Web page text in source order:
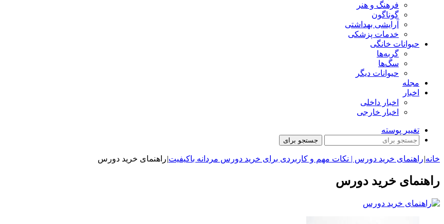
فرهنگ و هنر
گوناگون
آرایشی بهداشتی
خدمات پزشکی
حیوانات خانگی
گربه‌ها
سگ‌ها
حیوانات دیگر
مجله
اخبار
اخبار داخلی
اخبار خارجی
تغییر پوسته
جستجو برای
خانه|راهنمای خرید دورس | نکات مهم و کاربردی برای خرید دورس مردانه باکیفیت|راهنمای خرید دورس
راهنمای خرید دورس